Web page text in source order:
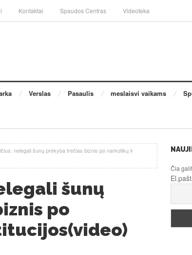
Kontaktai Spaudos Centras Videoteka
Verslas Pasaulis meslaisvi vaikams
nelegali šunų prekyba trečias biznis po narkotikų ir
šunų
po
Čia